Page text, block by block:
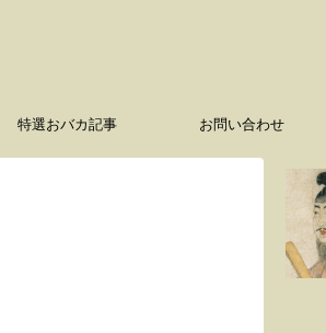
特選おバカ記事 お問い合わせ